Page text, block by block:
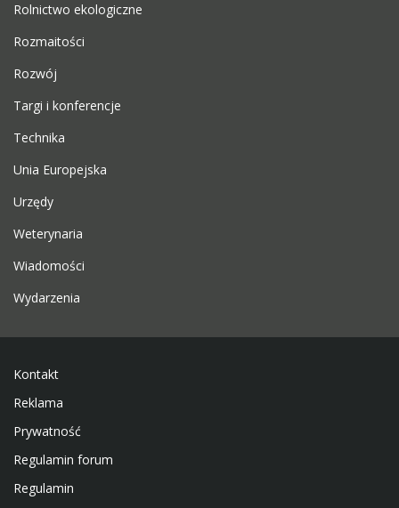
Rolnictwo ekologiczne
Rozmaitości
Rozwój
Targi i konferencje
Technika
Unia Europejska
Urzędy
Weterynaria
Wiadomości
Wydarzenia
Kontakt
Reklama
Prywatność
Regulamin forum
Regulamin